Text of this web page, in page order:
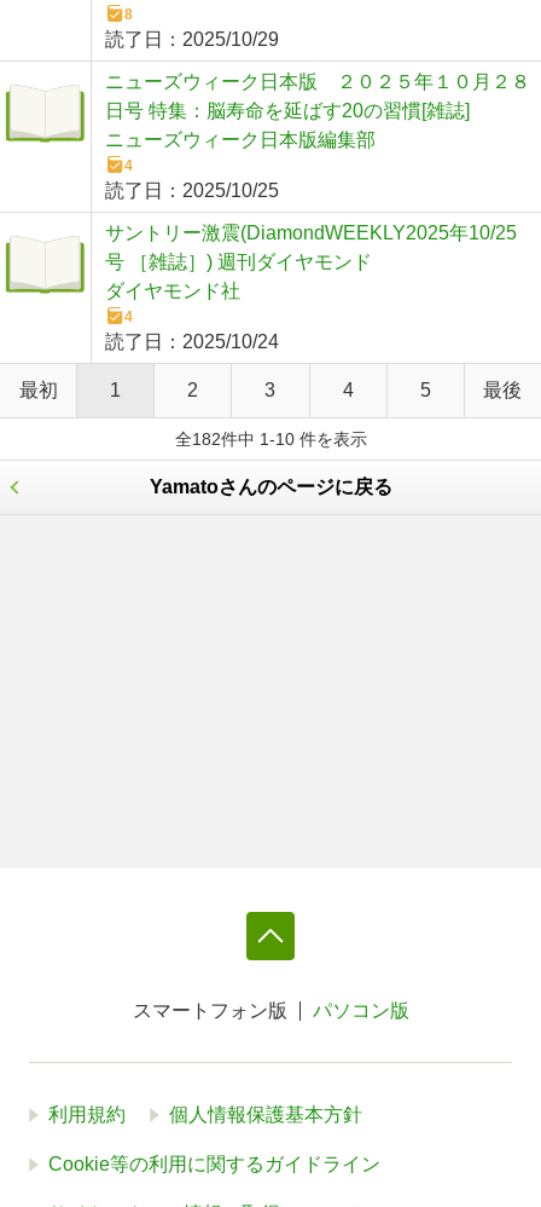
8
読了日： 2025/10/29
ニューズウィーク日本版 ２０２５年１０月２８
日号 特集：脳寿命を延ばす20の習慣[雑誌]
ニューズウィーク日本版編集部
4
読了日： 2025/10/25
サントリー激震(DiamondWEEKLY2025年10/25
号 ［雑誌］) 週刊ダイヤモンド
ダイヤモンド社
4
読了日： 2025/10/24
最初 1 2 3 4 5 最後
全182件中 1-10 件を表示
Yamatoさんのページに戻る
スマートフォン版 パソコン版
利用規約 個人情報保護基本方針
Cookie等の利用に関するガイドライン